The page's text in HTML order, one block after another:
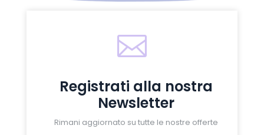

Registrati alla nostra
Newsletter
Rimani aggiornato su tutte le nostre offerte